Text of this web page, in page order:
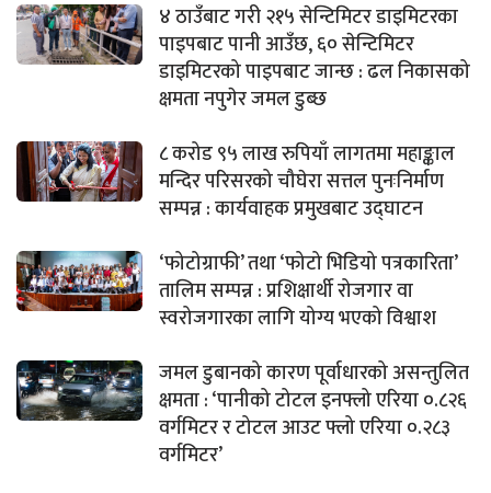
४ ठाउँबाट गरी २१५ सेन्टिमिटर डाइमिटरका
पाइपबाट पानी आउँछ, ६० सेन्टिमिटर
डाइमिटरको पाइपबाट जान्छ : ढल निकासको
क्षमता नपुगेर जमल डुब्छ
८ करोड ९५ लाख रुपियाँ लागतमा महाङ्काल
मन्दिर परिसरको चौघेरा सत्तल पुनःनिर्माण
सम्पन्न : कार्यवाहक प्रमुखबाट उद्घाटन
‘फोटोग्राफी’ तथा ‘फोटो भिडियो पत्रकारिता’
तालिम सम्पन्न : प्रशिक्षार्थी रोजगार वा
स्वरोजगारका लागि योग्य भएको विश्वाश
जमल डुबानको कारण पूर्वाधारको असन्तुलित
क्षमता : ‘पानीको टोटल इनफ्लो एरिया ०.८२६
वर्गमिटर र टोटल आउट फ्लो एरिया ०.२८३
वर्गमिटर’